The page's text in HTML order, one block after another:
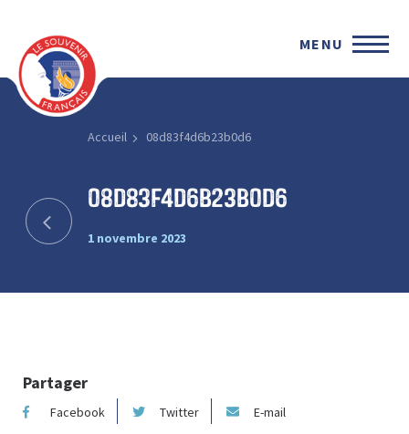
MENU
Accueil 08d83f4d6b23b0d6
08d83f4d6b23b0d6
1 novembre 2023
Partager
Facebook Twitter E-mail